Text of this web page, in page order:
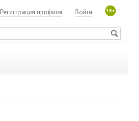
18+
Войти
Регистрация профиля